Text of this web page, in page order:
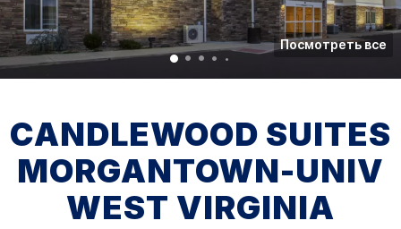
Посмотреть все
CANDLEWOOD SUITES
MORGANTOWN-UNIV
WEST VIRGINIA